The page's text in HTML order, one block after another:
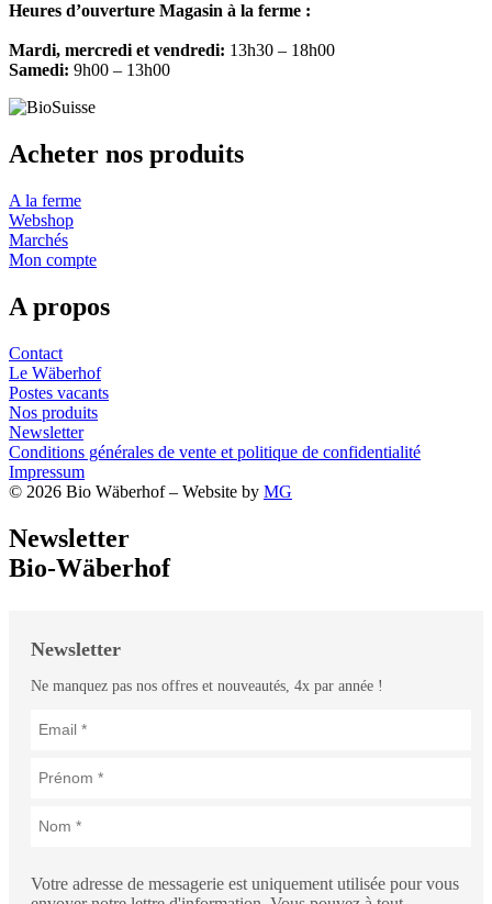
Heures d’ouverture Magasin à la ferme :
Mardi, mercredi et vendredi: 13h30 – 18h00
Samedi: 9h00 – 13h00
Acheter nos produits
A la ferme
Webshop
Marchés
Mon compte
A propos
Contact
Le Wäberhof
Postes vacants
Nos produits
Newsletter
Conditions générales de vente et politique de confidentialité
Impressum
© 2026 Bio Wäberhof – Website by MG
Newsletter
Bio-Wäberhof
Newsletter
Ne manquez pas nos offres et nouveautés, 4x par année !
Votre adresse de messagerie est uniquement utilisée pour vous